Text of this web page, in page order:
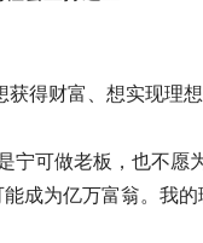
得财富、想实现理
宁可做老板，也不
成为亿万富翁。我的